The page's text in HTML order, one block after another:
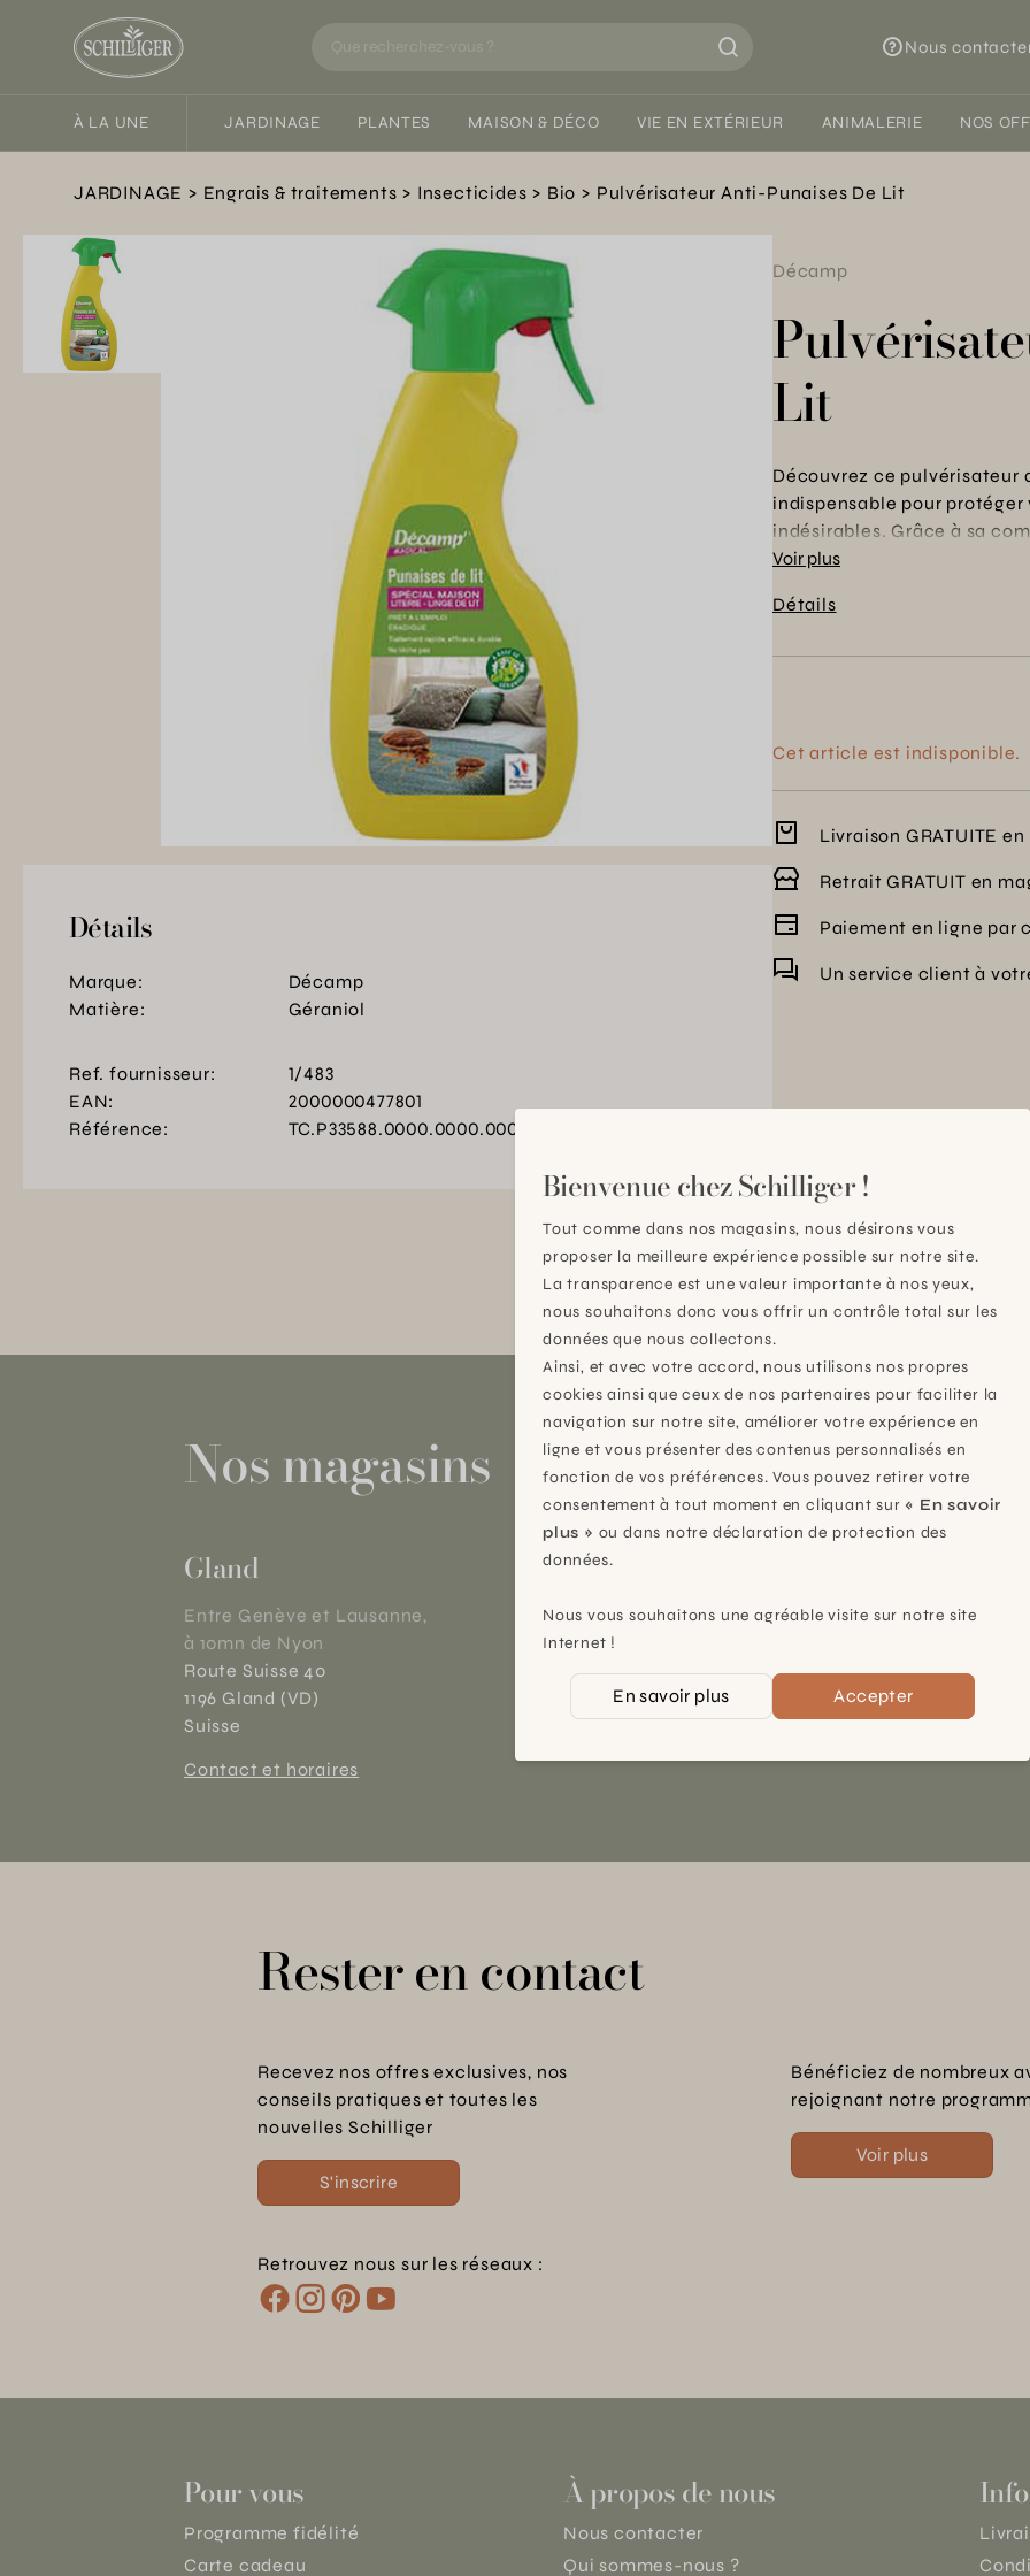
Nous
À LA UNE JARDINAGE PLANTES MAISON & DÉCO VIE EN EXTÉRIEUR ANIMALERIE NOS
JARDINAGE Engrais & traitements Insecticides Bio Pulvérisateur Anti-Punaises De Lit
Détails
Marque:
Décamp
Matière:
Géraniol
Ref. fournisseur:
1/483
EAN:
2000000477801
Référence:
TC.P33588.0000.0000.0000
Décamp
Lit
Découvrez ce pulvérisateur
indispensable pour
indésirables. Grâce à sa
efficacement tout en
votre foyer. Simple
Voir plus
Détails
Cet article est indisponible.
Livraison GRATUITE
Retrait GRATUIT en
Paiement en ligne par
Un service client à
Nos magasins
Gland
Entre Genève et Lausanne,
à 10mn de Nyon
Route Suisse 40
1196 Gland (VD)
Suisse
Contact et horaires
Plan-les-Ouates
À 15mn du centre de Genève
Chemin des Charrotons 25
1228 Plan-les-Ouates (GE)
Suisse
Rester en contact
Recevez nos offres exclusives, nos
conseils pratiques et toutes les
nouvelles Schilliger
S'inscrire
Bénéficiez de nombreux
rejoignant notre
Voir plus
Retrouvez nous sur les réseaux :
Pour vous
Programme fidélité
Carte cadeau
À propos de nous
Nous contacter
Qui sommes-nous ?
Bienvenue chez Schilliger !
Tout comme dans nos magasins, nous désirons vous
proposer la meilleure expérience possible sur notre site.
La transparence est une valeur importante à nos yeux,
nous souhaitons donc vous offrir un contrôle total sur les
données que nous collectons.
Ainsi, et avec votre accord, nous utilisons nos propres
cookies ainsi que ceux de nos partenaires pour faciliter la
navigation sur notre site, améliorer votre expérience en
ligne et vous présenter des contenus personnalisés en
fonction de vos préférences. Vous pouvez retirer votre
consentement à tout moment en cliquant sur « En savoir
plus » ou dans notre déclaration de protection des
données.
Nous vous souhaitons une agréable visite sur notre site
Internet !
En savoir plus Accepter